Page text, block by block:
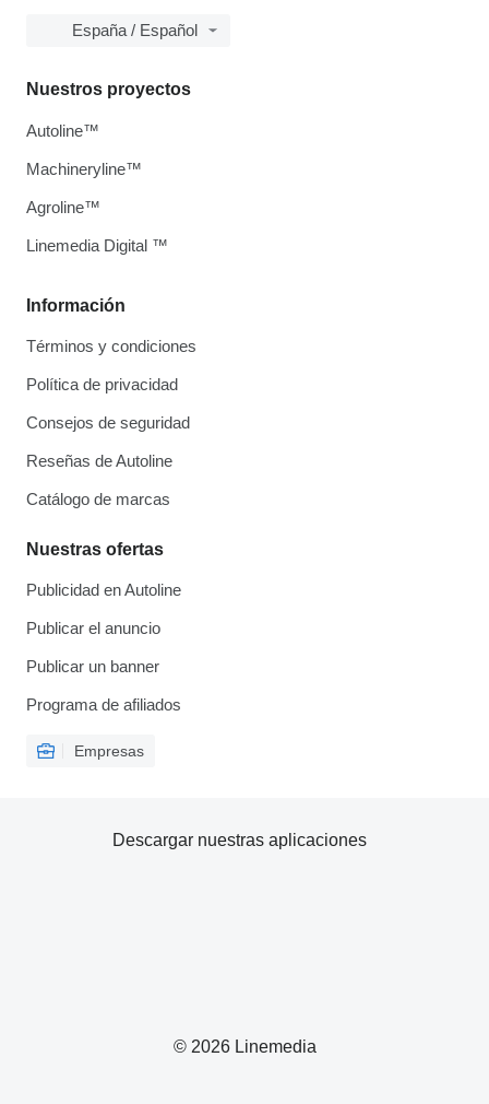
España / Español
Información
Términos y condiciones
Política de privacidad
Consejos de seguridad
Reseñas de Autoline
Catálogo de marcas
Nuestras ofertas
Publicidad en Autoline
Publicar el anuncio
Publicar un banner
Programa de afiliados
Empresas
Nuestros proyectos
Autoline™
Machineryline™
Agroline™
Linemedia Digital ™
© 2026 Linemedia
Descargar nuestras aplicaciones